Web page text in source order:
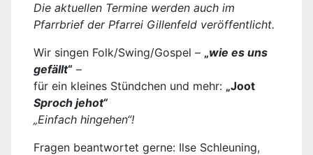
Die aktuellen Termine werden auch im
Pfarrbrief der Pfarrei Gillenfeld veröffentlicht.
Wir singen Folk/Swing/Gospel – „wie es uns
gefällt“ –
für ein kleines Stündchen und mehr: „Joot
Sproch jehot“
„Einfach hingehen“!
Fragen beantwortet gerne: Ilse Schleuning,